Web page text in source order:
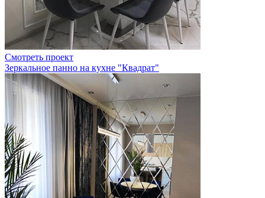
Смотреть проект
Зеркальное панно на кухне "Квадрат"